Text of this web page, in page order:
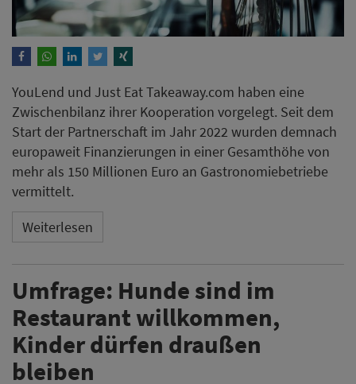
YouLend und Just Eat Takeaway.com haben eine
Zwischenbilanz ihrer Kooperation vorgelegt. Seit dem
Start der Partnerschaft im Jahr 2022 wurden demnach
europaweit Finanzierungen in einer Gesamthöhe von
mehr als 150 Millionen Euro an Gastronomiebetriebe
vermittelt.
Weiterlesen
Umfrage: Hunde sind im
Restaurant willkommen,
Kinder dürfen draußen
bleiben